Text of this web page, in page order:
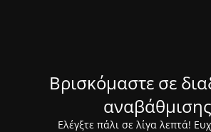
Βρισκόμαστε σε
Ελέγξτε πάλι σε λίγα λεπτά!